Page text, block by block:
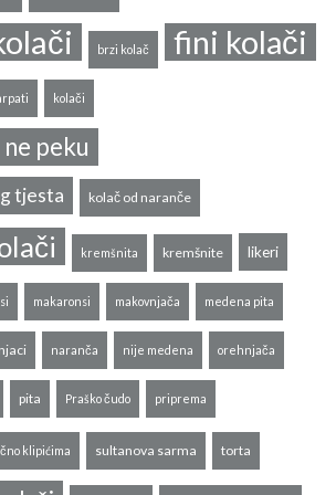
brzi kolač fini kolači
kolači
peku
tjesta kolač od naranče
kremšnita kremšnite likeri
makaronsi makovnjača medena pita
naranča nije medena orehnjača
pita Praško čudo priprema
klipićima sultanova sarma torta